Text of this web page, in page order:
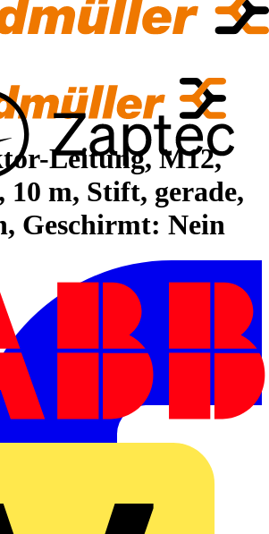
Leitung, M12,
10 m, Stift, gerade,
Geschirmt: Nein